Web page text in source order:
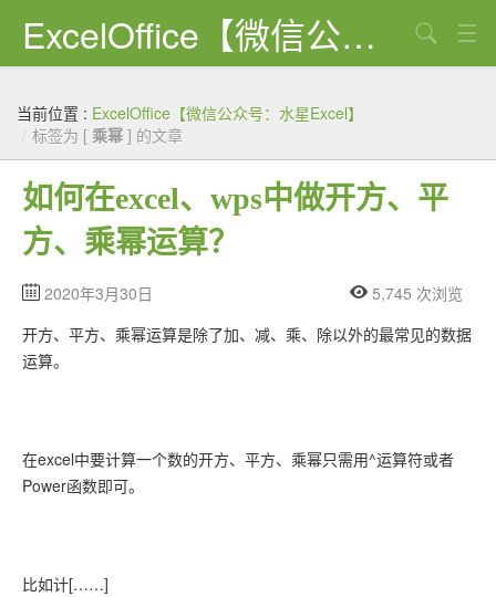
ExcelOffice【微信公众号：水星Excel】
资源下载
VBA代码大全
EXCEL VBA
Excel图表
C#
联系站长
当前位置 : ExcelOffice【微信公众号：水星Excel】
/ 标签为 [ 乘幂 ] 的文章
如何在excel、wps中做开方、平
方、乘幂运算？
2020年3月30日
5,745 次浏览
开方、平方、乘幂运算是除了加、减、乘、除以外的最常见的数据
运算。
在excel中要计算一个数的开方、平方、乘幂只需用^运算符或者
Power函数即可。
比如计[……]